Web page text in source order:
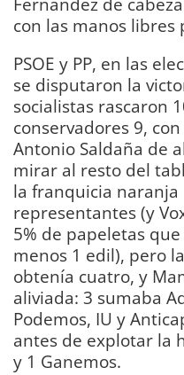
con las manos libres
PSOE y PP, en las
se disputaron la
socialistas rascaron
conservadores 9,
Antonio Saldaña de
mirar al resto del
la franquicia naranja
representantes (y
5% de papeletas
menos 1 edil), pero
obtenía cuatro, y
aliviada: 3 sumaba
Podemos, IU y
antes de explotar la
y 1 Ganemos.